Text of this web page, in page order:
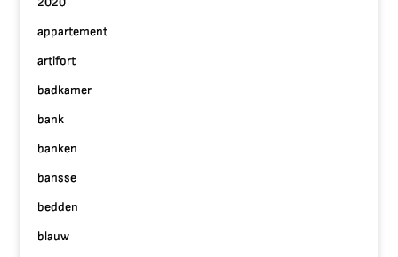
appartement
artifort
badkamer
bank
banken
bansse
bedden
blauw